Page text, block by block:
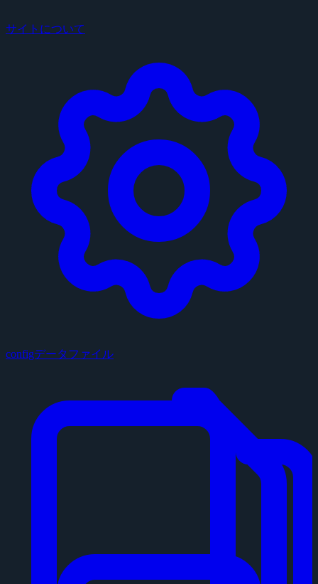
サイトについて
configデータファイル